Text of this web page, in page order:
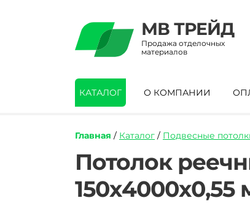
МВ ТРЕЙД
Продажа отделочных
материалов
КАТАЛОГ О КОМПАНИИ
Главная / Каталог / Подвесные
https://mvtrade.ru/images/id/
reechnyy-
150-
Потолок
150х4000х0,55